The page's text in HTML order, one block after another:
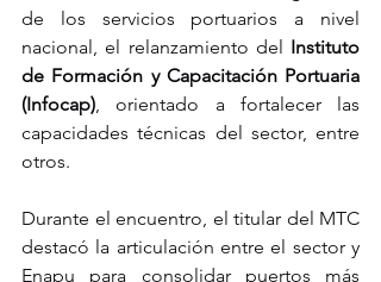
de los servicios portuarios a nivel
nacional, el relanzamiento del Instituto
de Formación y Capacitación Portuaria
(Infocap) , orientado a fortalecer las
capacidades técnicas del sector, entre
otros.
Durante el encuentro, el titular del MTC
destacó la articulación entre el sector y
Enapu para consolidar puertos más